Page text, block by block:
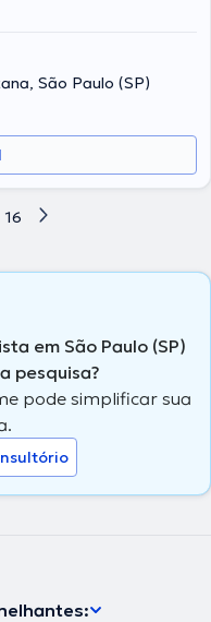
São Paulo (SP)
16
em São Paulo (SP)
pesquisa?
pode simplificar sua